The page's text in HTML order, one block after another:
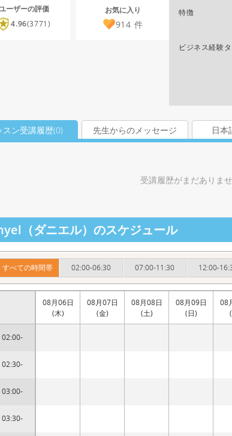
ーザーの評価
4.96(3771)
お気に入り
914 件
特徴
ビジネス経験
スン受講履歴(0) 先生からのメッセージ 日本
受講履歴がまだありま
（ダニエル）のスケジュール
すべての時間帯 02:00-06:30 07:00-11:30 12:00-
02:00-
02:30-
03:00-
03:30-
08月06日
(木)
08月07日
(金)
08月08日
(土)
08月09日
(日)
08